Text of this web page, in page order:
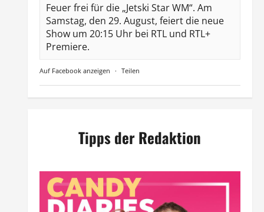
Feuer frei für die „Jetski Star WM“. Am
Samstag, den 29. August, feiert die neue
Show um 20:15 Uhr bei RTL und RTL+
Premiere.
Auf Facebook anzeigen · Teilen
Tipps der Redaktion